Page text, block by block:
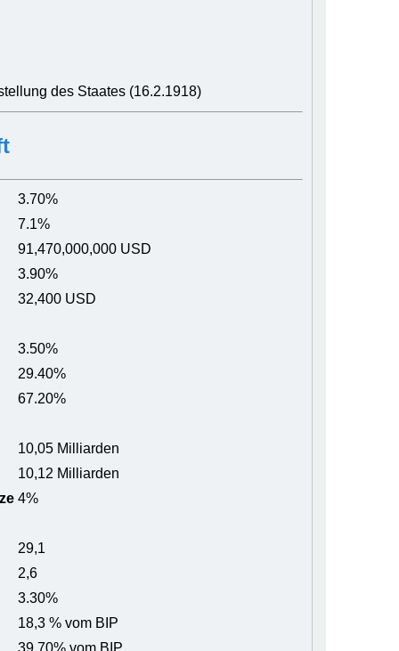
des Staates (16.2.1918)
3.70%
7.1%
91,470,000,000 USD
3.90%
32,400 USD
3.50%
29.40%
67.20%
10,05 Milliarden
10,12 Milliarden
4%
29,1
2,6
3.30%
18,3 % vom BIP
39.70% vom BIP